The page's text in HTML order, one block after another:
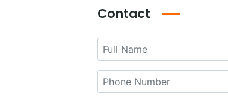
Contact